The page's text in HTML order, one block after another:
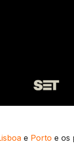
e Porto e os